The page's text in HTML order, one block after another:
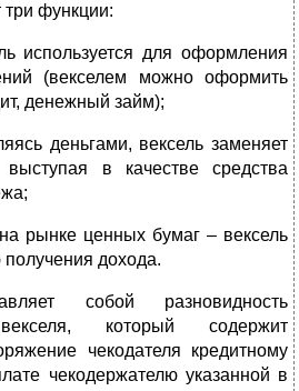
три функции:
используется для оформления
(векселем можно оформить
денежный займ);
деньгами, вексель заменяет
в качестве средства
рынке ценных бумаг – вексель
получения дохода.
собой разновидность
который содержит
чекодателя кредитному
чекодержателю указанной в